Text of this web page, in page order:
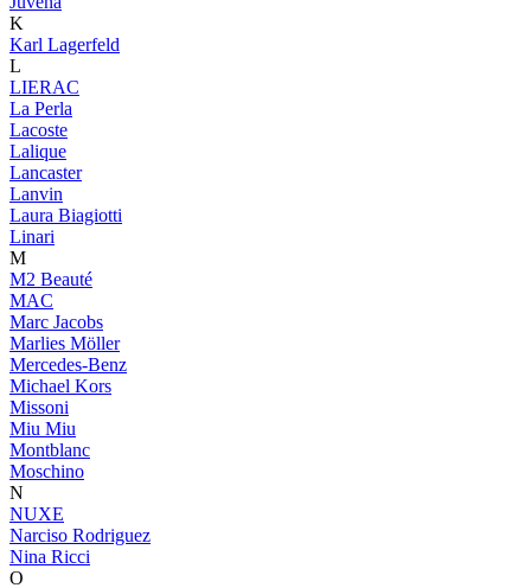
K
Karl Lagerfeld
L
LIERAC
La Perla
Lacoste
Lalique
Lancaster
Lanvin
Laura Biagiotti
Linari
M
M2 Beauté
MAC
Marc Jacobs
Marlies Möller
Mercedes-Benz
Michael Kors
Missoni
Miu Miu
Montblanc
Moschino
N
NUXE
Narciso Rodriguez
Nina Ricci
O